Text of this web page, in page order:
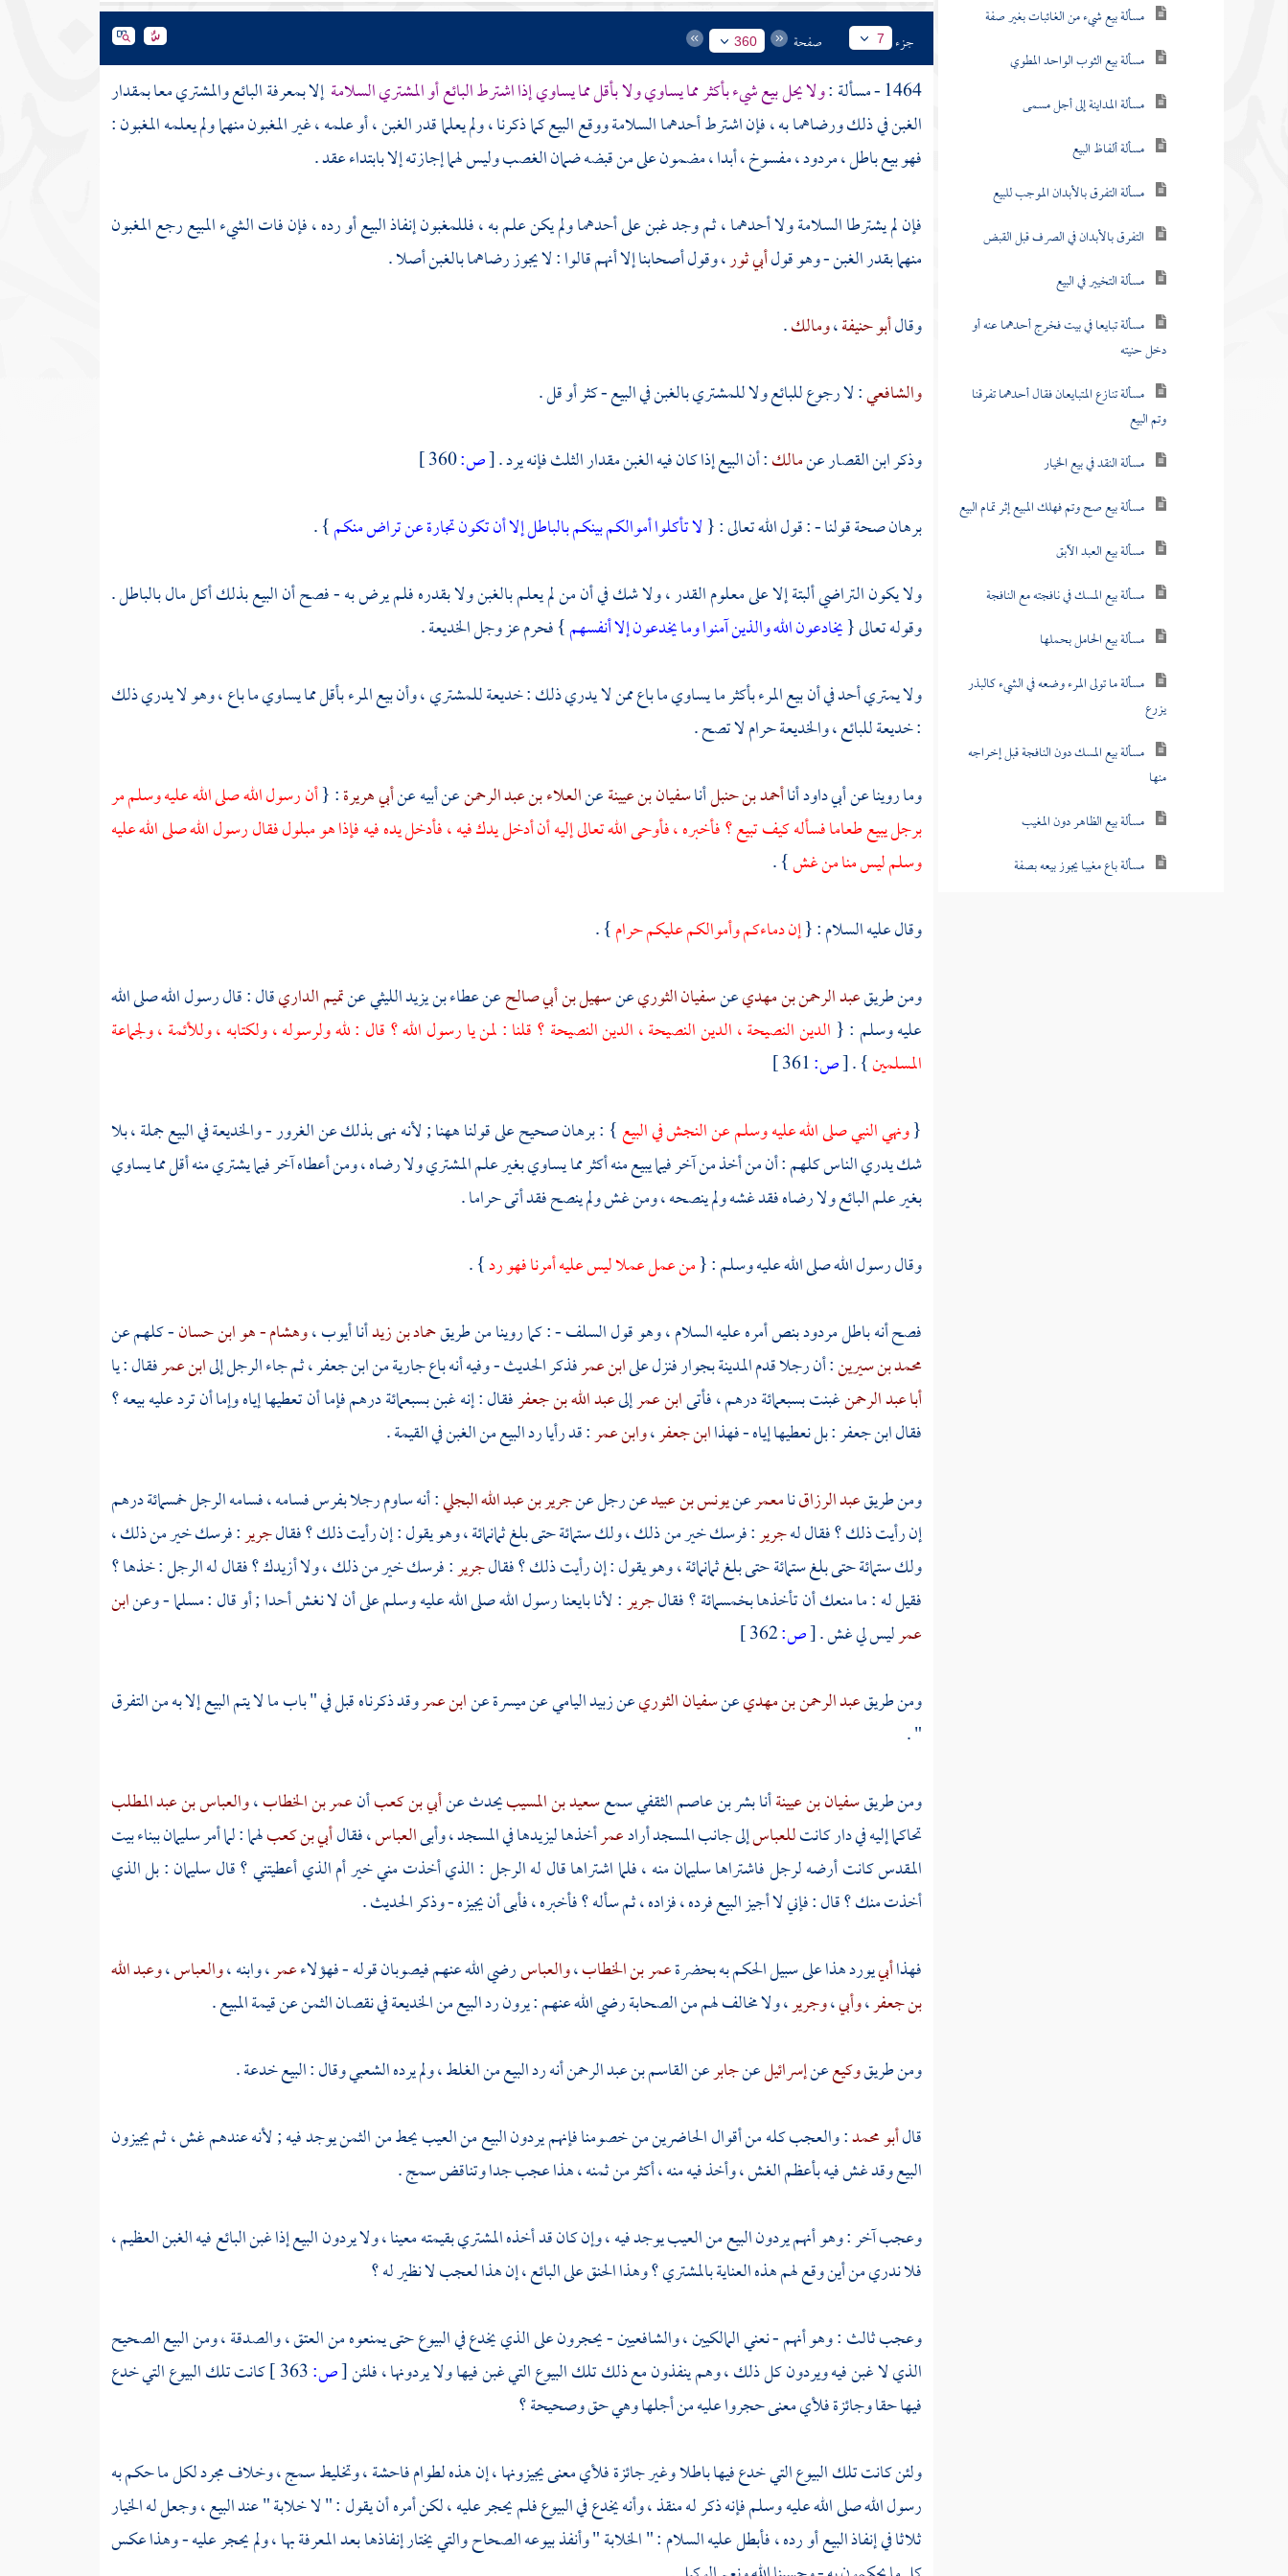
مسألة بيع شيء من الغائبات بغير صفة
مسألة بيع الثوب الواحد المطوي
مسألة المداينة إلى أجل مسمى
مسألة ألفاظ البيع
مسألة التفرق بالأبدان الموجب للبيع
التفرق بالأبدان في الصرف قبل القبض
مسألة التخيير في البيع
مسألة تبايعا في بيت فخرج أحدهما عنه أو
دخل حنيته
مسألة تنازع المتبايعان فقال أحدهما تفرقنا
وتم البيع
مسألة النقد في بيع الخيار
مسألة بيع صح وتم فهلك المبيع إثر تمام البيع
مسألة بيع العبد الآبق
مسألة بيع المسك في نافجته مع النافجة
مسألة بيع الحامل بحملها
مسألة ما تولى المرء وضعه في الشيء كالبذر
يزرع
مسألة بيع المسك دون النافجة قبل إخراجه
منها
مسألة بيع الظاهر دون المغيب
مسألة باع مغيبا يجوز بيعه بصفة
جزء 7 صفحة 360
1464 - مسألة : ولا يحل بيع شيء بأكثر مما يساوي ولا بأقل مما يساوي إذا اشترط البائع أو المشتري السلامة إلا بمعرفة البائع والمشتري معا بمقدار
الغبن في ذلك ورضاهما به ، فإن اشترط أحدهما السلامة ووقع البيع كما ذكرنا ، ولم يعلما قدر الغبن ، أو علمه ، غير المغبون منهما ولم يعلمه المغبون :
فهو بيع باطل ، مردود ، مفسوخ ، أبدا ، مضمون على من قبضه ضمان الغصب وليس لهما إجازته إلا بابتداء عقد .
فإن لم يشترطا السلامة ولا أحدهما ، ثم وجد غبن على أحدهما ولم يكن علم به ، فللمغبون إنفاذ البيع أو رده ، فإن فات الشيء المبيع رجع المغبون
منهما بقدر الغبن - وهو قولأبي ثور، وقول أصحابنا إلا أنهم قالوا : لا يجوز رضاهما بالغبن أصلا .
وقالأبو حنيفة،ومالك.
والشافعي: لا رجوع للبائع ولا للمشتري بالغبن في البيع - كثر أو قل .
وذكرابن القصارعنمالك: أن البيع إذا كان فيه الغبن مقدار الثلث فإنه يرد .[ص:
برهان صحة قولنا - : قول الله تعالى : {لا تأكلوا أموالكم بينكم بالباطل إلا أن تكون تجارة عن تراض منكم} .
ولا يكون التراضي ألبتة إلا على معلوم القدر ، ولا شك في أن من لم يعلم بالغبن ولا بقدره فلم يرض به - فصح أن البيع بذلك أكل مال بالباطل .
وقوله تعالى {يخادعون الله والذين آمنوا وما يخدعون إلا أنفسهم} فحرم عز وجل الخديعة .
ولا يمتري أحد في أن بيع المرء بأكثر ما يساوي ما باع ممن لا يدري ذلك : خديعة للمشتري ، وأن بيع المرء بأقل مما يساوي ما باع ، وهو لا يدري ذلك
: خديعة للبائع ، والخديعة حرام لا تصح .
وما روينا عنأبي داودأناأحمد بن حنبلأناسفيان بن عيينةعنالعلاء بن عبد الرحمنعن أبيه عنأبي هريرة: {أن رسول الله صلى الله عليه وسلم مر
برجل يبيع طعاما فسأله كيف تبيع ؟ فأخبره ، فأوحى الله تعالى إليه أن أدخل يدك فيه ، فأدخل يده فيه فإذا هو مبلول فقال رسول الله صلى الله عليه
وسلم ليس منا من غش} .
وقال عليه السلام : {إن دماءكم وأموالكم عليكم حرام} .
ومن طريقعبد الرحمن بن مهديعنسفيان الثوريعنسهيل بن أبي صالحعنعطاء بن يزيد الليثيعنتميم الداريقال : قال رسول الله صلى الله
عليه وسلم : {الدين النصيحة ، الدين النصيحة ، الدين النصيحة ؟ قلنا : لمن يا رسول الله ؟ قال : لله ولرسوله ، ولكتابه ، وللأئمة ، ولجماعة
المسلمين} .
[ص:
{ونهي النبي صلى الله عليه وسلم عن النجش في البيع} : برهان صحيح على قولنا ههنا ; لأنه نهى بذلك عن الغرور - والخديعة في البيع جملة ، بلا
شك يدري الناس كلهم : أن من أخذ من آخر فيما يبيع منه أكثر مما يساوي بغير علم المشتري ولا رضاه ، ومن أعطاه آخر فيما يشتري منه أقل مما يساوي
بغير علم البائع ولا رضاه فقد غشه ولم ينصحه ، ومن غش ولم ينصح فقد أتى حراما .
وقال رسول الله صلى الله عليه وسلم : {من عمل عملا ليس عليه أمرنا فهو رد} .
فصح أنه باطل مردود بنص أمره عليه السلام ، وهو قول السلف - : كما روينا من طريقحماد بن زيدأناأيوب،وهشام - هو ابن حسان- كلهم عن
محمد بن سيرين: أن رجلا قدمالمدينةبجوار فنزل علىابن عمرفذكر الحديث - وفيه أنه باع جارية منابن جعفر، ثم جاء الرجل إلىابن عمرفقال : يا
أبا عبد الرحمنغبنت بسبعمائة درهم ، فأتىابن عمرإلىعبد الله بن جعفرفقال : إنه غبن بسبعمائة درهم فإما أن تعطيها إياه وإما أن ترد عليه بيعه ؟
فقالابن جعفر: بل نعطيها إياه - فهذاابن جعفر،وابن عمر: قد رأيا رد البيع من الغبن في القيمة .
ومن طريقعبد الرزاقنامعمرعنيونس بن عبيدعن رجل عنجرير بن عبد الله البجلي: أنه ساوم رجلا بفرس فسامه ، فسامه الرجل خمسمائة درهم
إن رأيت ذلك ؟ فقال لهجرير: فرسك خير من ذلك ، ولك ستمائة حتى بلغ ثمانمائة ، وهو يقول : إن رأيت ذلك ؟ فقالجرير: فرسك خير من ذلك ،
ولك ستمائة حتى بلغ ستمائة حتى بلغ ثمانمائة ، وهو يقول : إن رأيت ذلك ؟ فقالجرير: فرسك خير من ذلك ، ولا أزيدك ؟ فقال له الرجل : خذها ؟
فقيل له : ما منعك أن تأخذها بخمسمائة ؟ فقالجرير: لأنا بايعنا رسول الله صلى الله عليه وسلم على أن لا نغش أحدا ; أو قال : مسلما - وعنابن
عمرليس لي غش .[ص:
ومن طريقعبد الرحمن بن مهديعنسفيان الثوريعنزبيد الياميعنميسرةعنابن عمروقد ذكرناه قبل في " باب ما لا يتم البيع إلا به من التفرق
" .
ومن طريقسفيان بن عيينةأنابشر بن عاصم الثقفيسمعسعيد بن المسيبيحدث عنأبي بن كعبأنعمر بن الخطاب،والعباس بن عبد المطلب
تحاكما إليه في دار كانتللعباسإلى جانب المسجد أرادعمرأخذها ليزيدها في المسجد ، وأبىالعباس، فقالأبي بن كعبلهما : لما أمرسليمانببناءبيت
المقدسكانت أرضه لرجل فاشتراهاسليمانمنه ، فلما اشتراها قال له الرجل : الذي أخذت مني خير أم الذي أعطيتني ؟ قالسليمان: بل الذي
أخذت منك ؟ قال : فإني لا أجيز البيع فرده ، فزاده ، ثم سأله ؟ فأخبره ، فأبى أن يجيزه - وذكر الحديث .
فهذاأبييورد هذا على سبيل الحكم به بحضرةعمر بن الخطاب،والعباسرضي الله عنهم فيصوبان قوله - فهؤلاءعمر، وابنه ،والعباس،وعبد الله
بن جعفر،وأبي،وجرير، ولا مخالف لهم من الصحابة رضي الله عنهم : يرون رد البيع من الخديعة في نقصان الثمن عن قيمة المبيع .
ومن طريقوكيععنإسرائيلعنجابرعنالقاسم بن عبد الرحمنأنه رد البيع من الغلط ، ولم يردهالشعبيوقال : البيع خدعة .
قالأبو محمد: والعجب كله من أقوال الحاضرين من خصومنا فإنهم يردون البيع من العيب يحط من الثمن يوجد فيه ; لأنه عندهم غش ، ثم يجيزون
البيع وقد غش فيه بأعظم الغش ، وأخذ فيه منه ، أكثر من ثمنه ، هذا عجب جدا وتناقض سمج .
وعجب آخر : وهو أنهم يردون البيع من العيب يوجد فيه ، وإن كان قد أخذه المشتري بقيمته معينا ، ولا يردون البيع إذا غبن البائع فيه الغبن العظيم ،
فلا ندري من أين وقع لهم هذه العناية بالمشتري ؟ وهذا الحنق على البائع ، إن هذا لعجب لا نظير له ؟
وعجب ثالث : وهو أنهم - نعني المالكيين ، والشافعيين - يحجرون على الذي يخدع في البيوع حتى يمنعوه من العتق ، والصدقة ، ومن البيع الصحيح
الذي لا غبن فيه ويردون كل ذلك ، وهم ينفذون مع ذلك تلك البيوع التي غبن فيها ولا يردونها ، فلئن[ص:
كانت تلك البيوع التي خدع
فيها حقا وجائزة فلأي معنى حجروا عليه من أجلها وهي حق وصحيحة ؟
ولئن كانت تلك البيوع التي خدع فيها باطلا وغير جائزة فلأي معنى يجيزونها ، إن هذه لطوام فاحشة ، وتخليط سمج ، وخلاف مجرد لكل ما حكم به
رسول الله صلى الله عليه وسلم فإنه ذكر له منقذ ، وأنه يخدع في البيوع فلم يحجر عليه ، لكن أمره أن يقول : " لا خلابة " عند البيع ، وجعل له الخيار
ثلاثا في إنفاذ البيع أو رده ، فأبطل عليه السلام : " الخلابة " وأنفذ بيوعه الصحاح والتي يختار إنفاذها بعد المعرفة بها ، ولم يحجر عليه - وهذا عكس